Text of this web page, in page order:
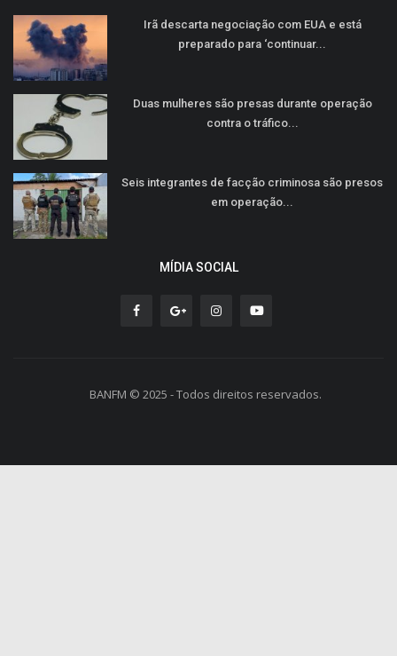
Irã descarta negociação com EUA e está
preparado para ‘continuar...
Duas mulheres são presas durante operação
contra o tráfico...
Seis integrantes de facção criminosa são presos
em operação...
MÍDIA SOCIAL
BANFM © 2025 - Todos direitos reservados.